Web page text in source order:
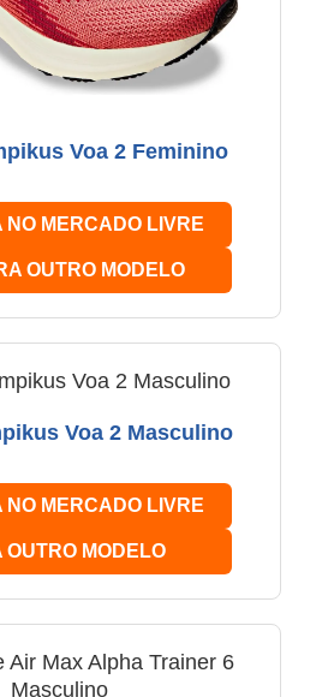
Voa 2 Feminino
NO MERCADO LIVRE
OUTRO MODELO
Voa 2 Masculino
NO MERCADO LIVRE
OUTRO MODELO